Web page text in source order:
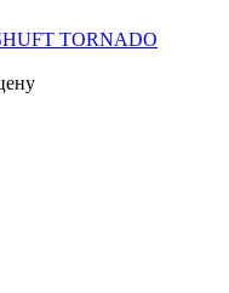
TORNADO